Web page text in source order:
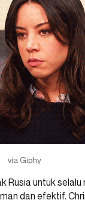
via Giphy
Rusia untuk
dan efektif.